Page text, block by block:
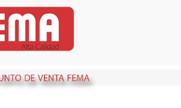
GENERADOR FEMA 20KW-
INSONO.
69380456